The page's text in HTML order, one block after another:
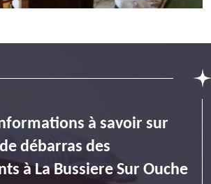
à savoir sur
débarras des
à La Bussiere Sur Ouche